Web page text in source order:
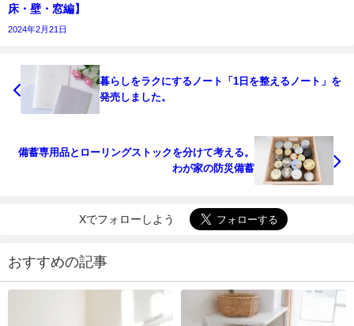
床・壁・窓編】
2024年2月21日
暮らしをラクにするノート「1日を整えるノート」を
発売しました。
備蓄専用品とローリングストックを分けて考える。
わが家の防災備蓄
Xでフォローしよう
おすすめの記事